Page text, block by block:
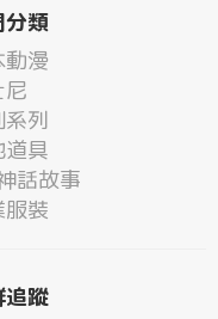
分類
動漫
尼
系列
道具
話故事
裝
追蹤